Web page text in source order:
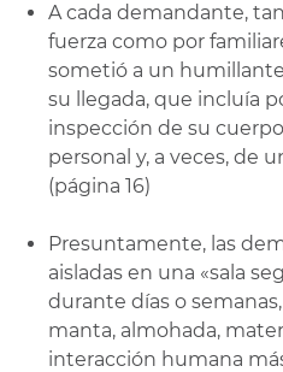
A cada demandante,
fuerza como por
sometió a un
su llegada, que incluía
inspección de su
personal y, a veces, de
(página 16)
Presuntamente, las
aisladas en una «sala
durante días o
manta, almohada,
interacción humana